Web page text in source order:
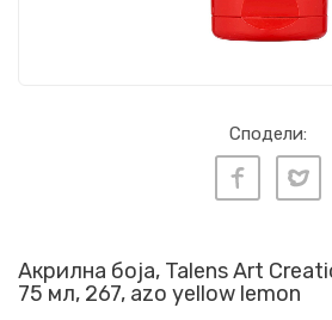
Сподели:
Акрилна боја, Talens Art
75 мл, 267, azo yellow lemon